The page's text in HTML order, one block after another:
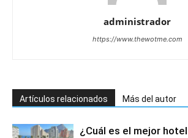
administrador
https://www.thewotme.com
Artículos relacionados Más del autor
¿Cuál es el mejor